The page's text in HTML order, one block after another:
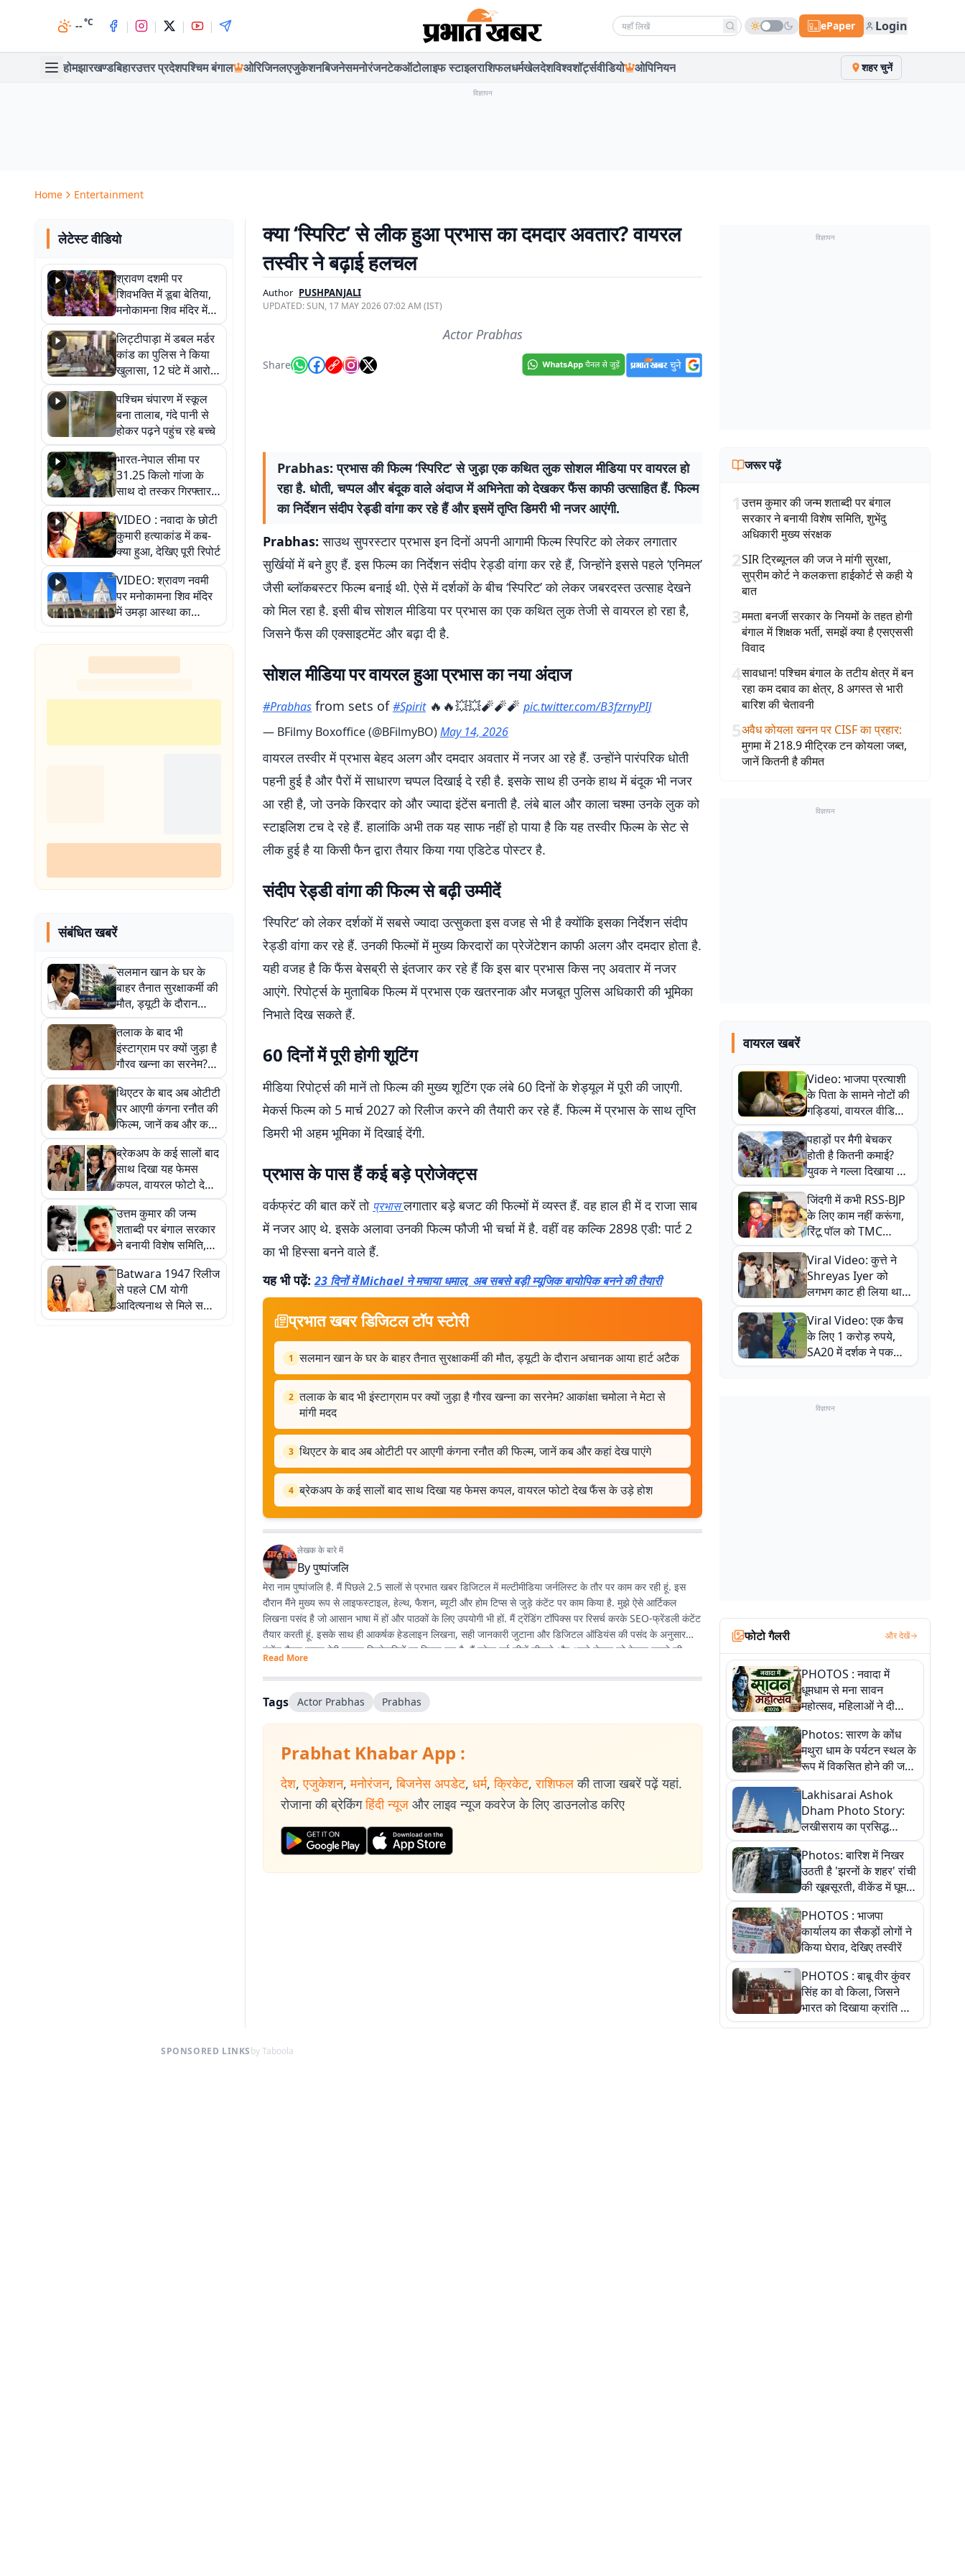
--°C | | | | Search news ePaper Login
होमझारखण्डबिहारउत्तर प्रदेशपश्चिम बंगाल ओरिजिनलएजुकेशनबिजनेसमनोरंजनटेकऑटोलाइफ स्टाइलराशिफलधर्मखेलदेशविश्वशॉर्ट्सवीडियो ओपिनियन शहर चुनें
विज्ञापन
Home Entertainment
लेटेस्ट वीडियो
श्रावण दशमी पर
शिवभक्ति में डूबा बेतिया,
मनोकामना शिव मंदिर में
हुआ भव्य श्रृंगार
लिट्टीपाड़ा में डबल मर्डर
कांड का पुलिस ने किया
खुलासा, 12 घंटे में आरोपी
गिरफ्तार
पश्चिम चंपारण में स्कूल
बना तालाब, गंदे पानी से
होकर पढ़ने पहुंच रहे बच्चे
भारत-नेपाल सीमा पर
31.25 किलो गांजा के
साथ दो तस्कर गिरफ्तार,
नेपाली नंबर की बाइक
जब्त
VIDEO : नवादा के छोटी
कुमारी हत्याकांड में कब-
क्या हुआ, देखिए पूरी रिपोर्ट
VIDEO: श्रावण नवमी
पर मनोकामना शिव मंदिर
में उमड़ा आस्था का
सैलाब, हर-हर महादेव के
जयघोष से गूंजा परिसर
संबंधित खबरें
सलमान खान के घर के
बाहर तैनात सुरक्षाकर्मी की
मौत, ड्यूटी के दौरान
अचानक आया हार्ट अटैक
तलाक के बाद भी
इंस्टाग्राम पर क्यों जुड़ा है
गौरव खन्ना का सरनेम?
आकांक्षा चमोला ने मेटा से
मांगी मदद
थिएटर के बाद अब ओटीटी
पर आएगी कंगना रनौत की
फिल्म, जानें कब और कहां
देख पाएंगे
ब्रेकअप के कई सालों बाद
साथ दिखा यह फेमस
कपल, वायरल फोटो देख
फैंस के उड़े होश
उत्तम कुमार की जन्म
शताब्दी पर बंगाल सरकार
ने बनायी विशेष समिति,
शुभेंदु अधिकारी मुख्य
संरक्षक
Batwara 1947 रिलीज
से पहले CM योगी
आदित्यनाथ से मिले सनी
देओल और प्रीति जिंटा,
क्या ‘स्पिरिट’ से लीक हुआ प्रभास का दमदार अवतार? वायरल
तस्वीर ने बढ़ाई हलचल
Author PUSHPANJALI
UPDATED:SUN, 17 MAY 2026 07:02 AM (IST)
Actor Prabhas
Share
Prabhas: प्रभास की फिल्म ‘स्पिरिट’ से जुड़ा एक कथित लुक सोशल मीडिया पर वायरल हो
रहा है. धोती, चप्पल और बंदूक वाले अंदाज में अभिनेता को देखकर फैंस काफी उत्साहित हैं. फिल्म
का निर्देशन संदीप रेड्डी वांगा कर रहे हैं और इसमें तृप्ति डिमरी भी नजर आएंगी.
Prabhas: साउथ सुपरस्टार प्रभास इन दिनों अपनी आगामी फिल्म स्पिरिट को लेकर लगातार
सुर्खियों में बने हुए हैं. इस फिल्म का निर्देशन संदीप रेड्डी वांगा कर रहे हैं, जिन्होंने इससे पहले ‘एनिमल’
जैसी ब्लॉकबस्टर फिल्म बनाई थी. ऐसे में दर्शकों के बीच ‘स्पिरिट’ को लेकर जबरदस्त उत्साह देखने
को मिल रहा है. इसी बीच सोशल मीडिया पर प्रभास का एक कथित लुक तेजी से वायरल हो रहा है,
जिसने फैंस की एक्साइटमेंट और बढ़ा दी है.
सोशल मीडिया पर वायरल हुआ प्रभास का नया अंदाज
#Prabhas from sets of#Spirit🔥🔥💥💥🧨🧨🧨 pic.twitter.com/B3fzrnyPIJ
— BFilmy Boxoffice (@BFilmyBO)May 14, 2026
वायरल तस्वीर में प्रभास बेहद अलग और दमदार अवतार में नजर आ रहे हैं. उन्होंने पारंपरिक धोती
पहनी हुई है और पैरों में साधारण चप्पल दिखाई दे रही है. इसके साथ ही उनके हाथ में बंदूक भी नजर
आ रही है, जो उनके किरदार को और ज्यादा इंटेंस बनाती है. लंबे बाल और काला चश्मा उनके लुक को
स्टाइलिश टच दे रहे हैं. हालांकि अभी तक यह साफ नहीं हो पाया है कि यह तस्वीर फिल्म के सेट से
लीक हुई है या किसी फैन द्वारा तैयार किया गया एडिटेड पोस्टर है.
संदीप रेड्डी वांगा की फिल्म से बढ़ी उम्मीदें
‘स्पिरिट’ को लेकर दर्शकों में सबसे ज्यादा उत्सुकता इस वजह से भी है क्योंकि इसका निर्देशन संदीप
रेड्डी वांगा कर रहे हैं. उनकी फिल्मों में मुख्य किरदारों का प्रेजेंटेशन काफी अलग और दमदार होता है.
यही वजह है कि फैंस बेसब्री से इंतजार कर रहे हैं कि इस बार प्रभास किस नए अवतार में नजर
आएंगे. रिपोर्ट्स के मुताबिक फिल्म में प्रभास एक खतरनाक और मजबूत पुलिस अधिकारी की भूमिका
निभाते दिख सकते हैं.
60 दिनों में पूरी होगी शूटिंग
मीडिया रिपोर्ट्स की मानें तो फिल्म की मुख्य शूटिंग एक लंबे 60 दिनों के शेड्यूल में पूरी की जाएगी.
मेकर्स फिल्म को 5 मार्च 2027 को रिलीज करने की तैयारी कर रहे हैं. फिल्म में प्रभास के साथ तृप्ति
डिमरी भी अहम भूमिका में दिखाई देंगी.
प्रभास के पास हैं कई बड़े प्रोजेक्ट्स
वर्कफ्रंट की बात करें तो प्रभासलगातार बड़े बजट की फिल्मों में व्यस्त हैं. वह हाल ही में द राजा साब
में नजर आए थे. इसके अलावा उनकी फिल्म फौजी भी चर्चा में है. वहीं वह कल्कि 2898 एडी: पार्ट 2
का भी हिस्सा बनने वाले हैं.
यह भी पढ़ें:23 दिनों में Michael ने मचाया धमाल, अब सबसे बड़ी म्यूजिक बायोपिक बनने की तैयारी
प्रभात खबर डिजिटल टॉप स्टोरी
1 सलमान खान के घर के बाहर तैनात सुरक्षाकर्मी की मौत, ड्यूटी के दौरान अचानक आया हार्ट अटैक
2 तलाक के बाद भी इंस्टाग्राम पर क्यों जुड़ा है गौरव खन्ना का सरनेम? आकांक्षा चमोला ने मेटा से
मांगी मदद
3 थिएटर के बाद अब ओटीटी पर आएगी कंगना रनौत की फिल्म, जानें कब और कहां देख पाएंगे
4 ब्रेकअप के कई सालों बाद साथ दिखा यह फेमस कपल, वायरल फोटो देख फैंस के उड़े होश
लेखक के बारे में
Byपुष्पांजलि
मेरा नाम पुष्पांजलि है. मैं पिछले 2.5 सालों से प्रभात खबर डिजिटल में मल्टीमीडिया जर्नलिस्ट के तौर पर काम कर रही हूं. इस
दौरान मैंने मुख्य रूप से लाइफस्टाइल, हेल्थ, फैशन, ब्यूटी और होम टिप्स से जुड़े कंटेंट पर काम किया है. मुझे ऐसे आर्टिकल
लिखना पसंद है जो आसान भाषा में हों और पाठकों के लिए उपयोगी भी हों. मैं ट्रेंडिंग टॉपिक्स पर रिसर्च करके SEO-फ्रेंडली कंटेंट
तैयार करती हूं. इसके साथ ही आकर्षक हेडलाइन लिखना, सही जानकारी जुटाना और डिजिटल ऑडियंस की पसंद के अनुसार
कंटेंट तैयार करना मेरी प्रमुख जिम्मेदारियों का हिस्सा रहा है. मैं हमेशा नई चीजें सीखने और अपने लेखन को बेहतर बनाने की
कोशिश करती हूं. मेरा उद्देश्य ऐसा कंटेंट तैयार करना है जो लोगों तक सही जानकारी सरल और दिलचस्प तरीके से पहुंचाए.
Read More
Tags Actor Prabhas Prabhas
Prabhat Khabar App :
देश, एजुकेशन, मनोरंजन, बिजनेस अपडेट, धर्म, क्रिकेट, राशिफल की ताजा खबरें पढ़ें यहां.
रोजाना की ब्रेकिंग हिंदी न्यूज और लाइव न्यूज कवरेज के लिए डाउनलोड करिए
विज्ञापन
जरूर पढ़ें
1उत्तम कुमार की जन्म शताब्दी पर बंगाल
सरकार ने बनायी विशेष समिति, शुभेंदु
अधिकारी मुख्य संरक्षक
2SIR ट्रिब्यूनल की जज ने मांगी सुरक्षा,
सुप्रीम कोर्ट ने कलकत्ता हाईकोर्ट से कही ये
बात
3ममता बनर्जी सरकार के नियमों के तहत होगी
बंगाल में शिक्षक भर्ती, समझें क्या है एसएससी
विवाद
4सावधान! पश्चिम बंगाल के तटीय क्षेत्र में बन
रहा कम दबाव का क्षेत्र, 8 अगस्त से भारी
बारिश की चेतावनी
5अवैध कोयला खनन पर CISF का प्रहार:
मुगमा में 218.9 मीट्रिक टन कोयला जब्त,
जानें कितनी है कीमत
विज्ञापन
वायरल खबरें
Video: भाजपा प्रत्याशी
के पिता के सामने नोटों की
गड्डियां, वायरल वीडियो
से राजनीति में उबाल,
अजित महतो बोले- TMC
की गंदी चाल
पहाड़ों पर मैगी बेचकर
होती है कितनी कमाई?
युवक ने गल्ला दिखाया तो
नौकरी वालों के खड़े हो गए
कान
जिंदगी में कभी RSS-BJP
के लिए काम नहीं करूंगा,
रिंटू पॉल को TMC
ऑफिस में ले जाकर पीटा,
Video वायरल
Viral Video: कुत्ते ने
Shreyas Iyer को
लगभग काट ही लिया था,
न्यूजीलैंड सीरीज से पहले
बाल-बाल बचे
Viral Video: एक कैच
के लिए 1 करोड़ रुपये,
SA20 में दर्शक ने पकड़ा
एक हाथ से गजब का कैच
विज्ञापन
फोटो गैलरी और देखें
PHOTOS : नवादा में
धूमधाम से मना सावन
महोत्सव, महिलाओं ने दी
सांस्कृतिक प्रस्तुतियां
Photos: सारण के कोंध
मथुरा धाम के पर्यटन स्थल के
रूप में विकसित होने की जगी
आस, 9 तस्वीरों में देखें पूरी
कहानी
Lakhisarai Ashok
Dham Photo Story:
लखीसराय का प्रसिद्ध
अशोक धाम—आस्था,
श्रृंगार, अनुष्ठान और
अलौकिक संध्या आरती के
विहंगम दृश्य
Photos: बारिश में निखर
उठती है 'झरनों के शहर' रांची
की खूबसूरती, वीकेंड में घूम
आएं ये 5 वादियां
PHOTOS : भाजपा
कार्यालय का सैकड़ों लोगों ने
किया घेराव, देखिए तस्वीरें
PHOTOS : बाबू वीर कुंवर
सिंह का वो किला, जिसने
भारत को दिखाया क्रांति का
रास्ता: तस्वीरों में देखिए
SPONSORED LINKSby Taboola